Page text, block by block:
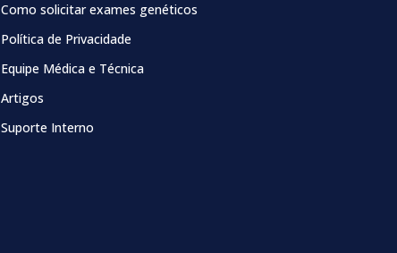
Como solicitar exames genéticos
Política de Privacidade
Equipe Médica e Técnica
Artigos
Suporte Interno